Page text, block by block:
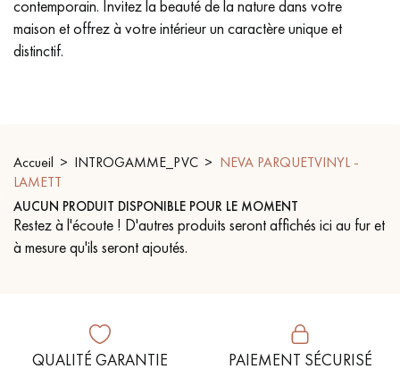
VOUS AVEZ UN PROJET ?
Nos experts sont à votre disposition pour vous guider pas à
pas dans le choix et la pose de votre parquet.
contemporain. Invitez la beauté de la nature dans votre
maison et offrez à votre intérieur un caractère unique et
distinctif.
Accueil INTROGAMME_PVC
NEVA PARQUETVINYL -
LAMETT
AUCUN PRODUIT DISPONIBLE POUR LE MOMENT
Restez à l'écoute ! D'autres produits seront affichés ici au fur et
à mesure qu'ils seront ajoutés.
QUALITÉ GARANTIE PAIEMENT SÉCURISÉ